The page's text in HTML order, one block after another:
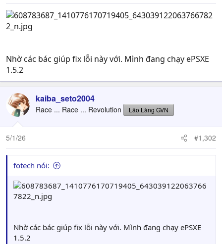
t
e
r
Nhờ các bác giúp fix lỗi này với. Mình đang chạy ePSXE
1.5.2
kaiba_seto2004
Race ... Race ... Revolution Lão Làng GVN
5/1/26 #1,302
fotech nói:
Nhờ các bác giúp fix lỗi này với. Mình đang chạy ePSXE
1.5.2